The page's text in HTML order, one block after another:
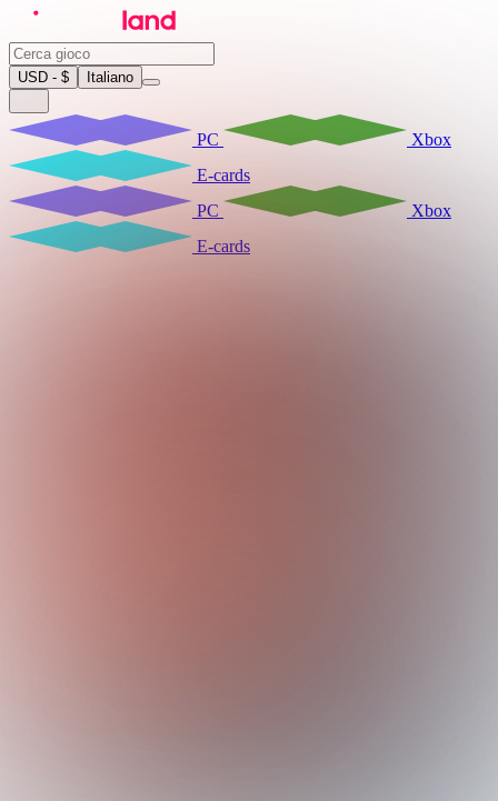
USD - $ Italiano
PC
Xbox
E-cards
PC
Xbox
E-cards